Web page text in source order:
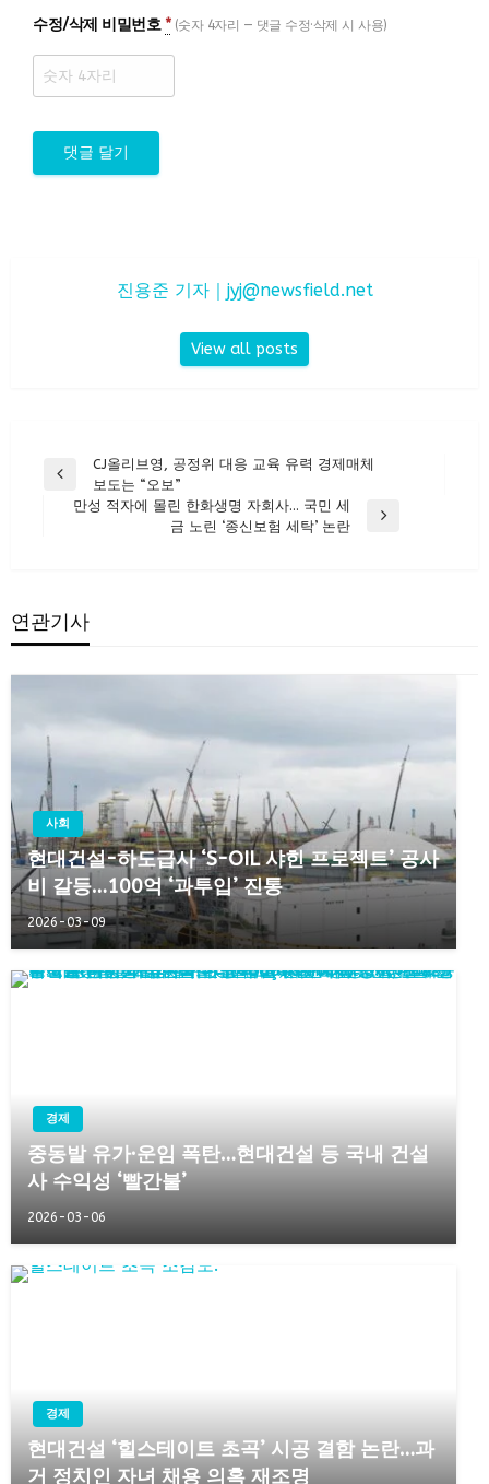
수정/삭제 비밀번호 * (숫자 4자리 — 댓글 수정·삭제 시 사용)
진용준 기자｜ jyj@newsfield.net
View all posts
글
Previous
Post
CJ올리브영, 공정위 대응 교육 유력 경제매체
보도는 “오보”
만성 적자에 몰린 한화생명 자회사… 국민 세
금 노린 ‘종신보험 세탁’ 논란
연관기사
사회
현대건설-하도급사 ‘S-OIL 샤힌 프로젝트’ 공사
비 갈등…100억 ‘과투입’ 진통
2026-03-09
경제
중동발 유가·운임 폭탄…현대건설 등 국내 건설
사 수익성 ‘빨간불’
2026-03-06
경제
현대건설 ‘힐스테이트 초곡’ 시공 결함 논란…과
거 정치인 자녀 채용 의혹 재조명